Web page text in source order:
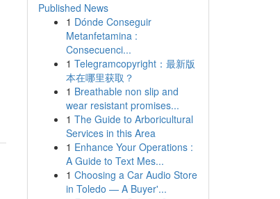
Published News
1 Dónde Conseguir
Metanfetamina :
Consecuenci...
1 Telegramcopyright：最新版
本在哪里获取？
1 Breathable non slip and
wear resistant promises...
1 The Guide to Arboricultural
Services in this Area
1 Enhance Your Operations :
A Guide to Text Mes...
1 Choosing a Car Audio Store
in Toledo — A Buyer'...